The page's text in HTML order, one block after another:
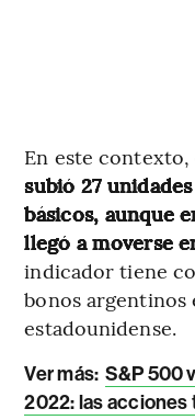
En este contexto,
subió 27
básicos, aunque
llegó a moverse
indicador tiene
bonos
estadounidense.
Ver más: S&P 500
2022: las acciones